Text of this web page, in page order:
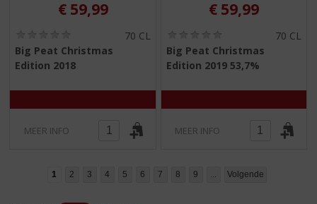
€ 59,99
,
5
70 CL
Big Peat Christmas
Edition 2018
MEER INFO
€ 59,99
,
0
5
70 CL
Big Peat Christmas
Edition 2019 53,7%
MEER INFO
1 2 3 4 5 6 7 8 9 ... Volgende